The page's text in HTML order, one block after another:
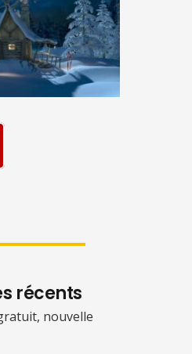
récents
nouvelle